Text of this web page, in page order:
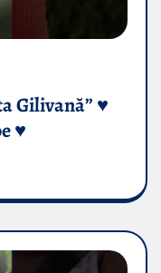
Gilivană” ♥️
♥️